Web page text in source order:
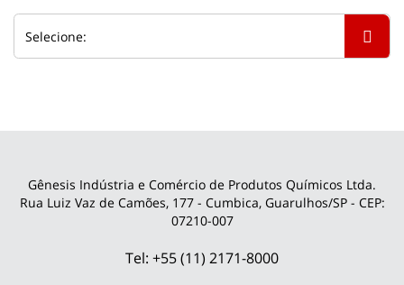
Gênesis Indústria e Comércio de Produtos Químicos Ltda.
Rua Luiz Vaz de Camões, 177 - Cumbica, Guarulhos/SP - CEP:
07210-007
Tel: +55 (11) 2171-8000